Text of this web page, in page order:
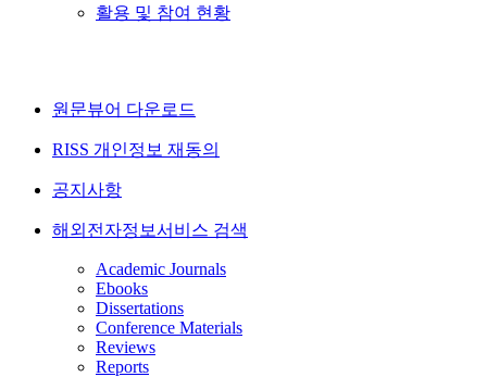
활용 및 참여 현황
원문뷰어 다운로드
RISS 개인정보 재동의
공지사항
해외전자정보서비스 검색
Academic Journals
Ebooks
Dissertations
Conference Materials
Reviews
Reports